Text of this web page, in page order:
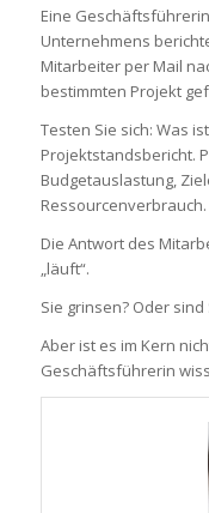
Eine
Unternehmens
Mitarbeiter per Mail
bestimmten Projekt
Testen Sie sich: Was
Projektstandsbericht.
Budgetauslastung,
Ressourcenverbrauch.
Die Antwort des
„läuft“.
Sie grinsen? Oder sind
Aber ist es im Kern
Geschäftsführerin